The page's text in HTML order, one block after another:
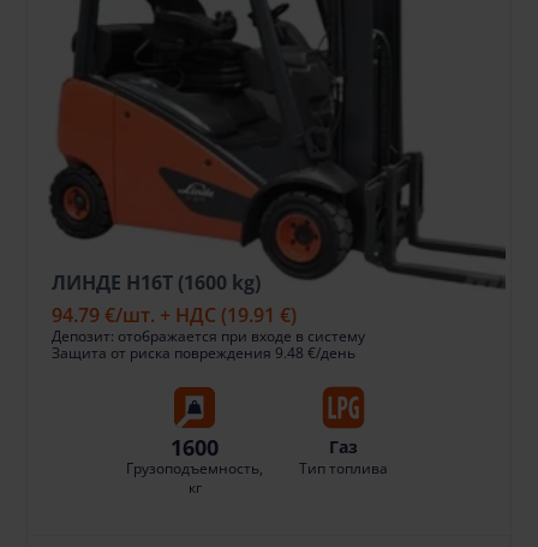
ЛИНДЕ H16T (1600 kg)
94.79 €/шт. + НДС (19.91 €)
Депозит: отображается при входе в систему
Защита от риска повреждения 9.48 €/день
1600
Грузоподъемность,
кг
Газ
Тип топлива